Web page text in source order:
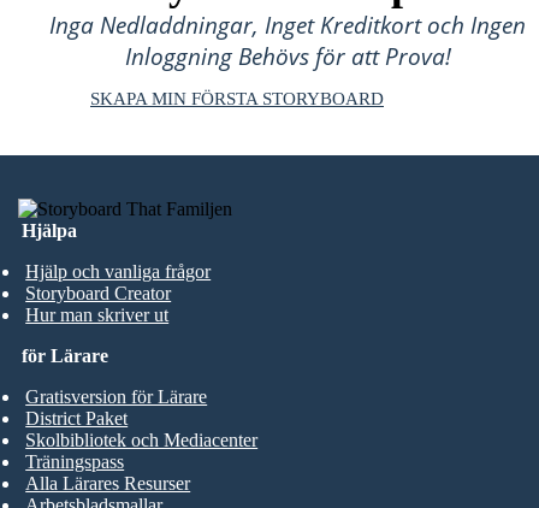
Inga Nedladdningar, Inget Kreditkort och Ingen
Inloggning Behövs för att Prova!
SKAPA MIN FÖRSTA STORYBOARD
Hjälpa
Hjälp och vanliga frågor
Storyboard Creator
Hur man skriver ut
för Lärare
Gratisversion för Lärare
District Paket
Skolbibliotek och Mediacenter
Träningspass
Alla Lärares Resurser